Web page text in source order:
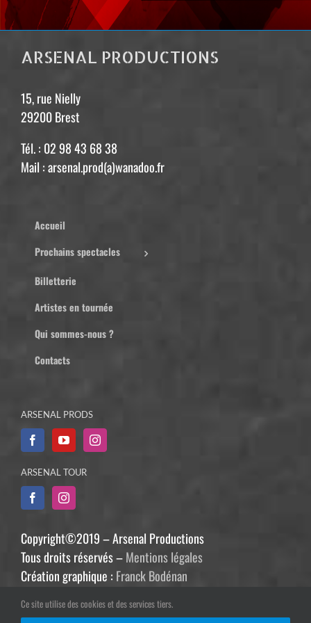
ARSENAL PRODUCTIONS
15, rue Nielly
29200 Brest
Tél. : 02 98 43 68 38
Mail : arsenal.prod(a)wanadoo.fr
Accueil
Prochains spectacles
Billetterie
Artistes en tournée
Qui sommes-nous ?
Contacts
ARSENAL PRODS
ARSENAL TOUR
Copyright©2019 – Arsenal Productions
Tous droits réservés –Mentions légales
Création graphique : Franck Bodénan
Ce site utilise des cookies et des services tiers.